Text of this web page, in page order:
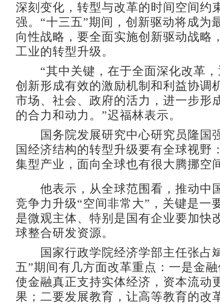
深刻变化，转型与改革的时间空间约
强。“十三五”期间，创新驱动将成为
向性战略，要全面实施创新驱动战略
工业的转型升级。
“其中关键，在于全面深化改革，
创新形成有效的激励机制和利益协调
市场、社会、政府的活力，进一步形
的合力和动力。”迟福林表示。
国务院发展研究中心研究员隆国
国经济结构的转型升级要有全球视野
集型产业，面向全球也有很大腾挪空
他表示，从全球范围看，推动中
竞争力升级“空间非常大”，关键是一
是微观主体、特别是国有企业要加快
球整合研发资源。
国家行政学院经济学部主任张占
五”期间有几方面改革重点：一是金
使金融真正支持实体经济，资本流动
果；二要发展教育，让高等教育的改